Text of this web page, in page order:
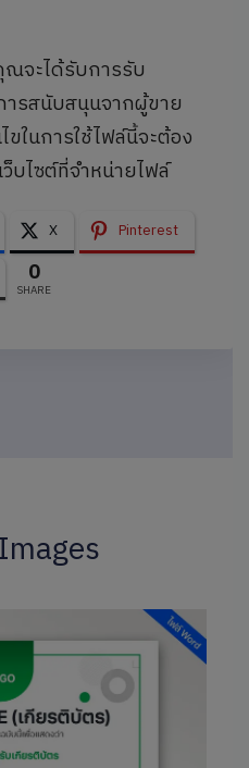
จะได้รับการรับ
ารสนับสนุนจากผู้ขาย
ขในการใช้ไฟล์นี้จะต้อง
ว็บไซต์ที่จำหน่ายไฟล์
X
Pinterest
0
SHARE